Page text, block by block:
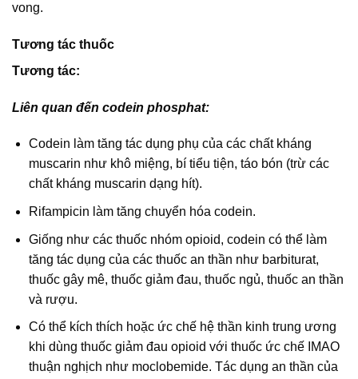
vong.
Tương tác thuốc
Tương tác:
Liên quan đến codein phosphat:
Codein làm tăng tác dụng phụ của các chất kháng
muscarin như khô miệng, bí tiểu tiện, táo bón (trừ các
chất kháng muscarin dạng hít).
Rifampicin làm tăng chuyển hóa codein.
Giống như các thuốc nhóm opioid, codein có thể làm
tăng tác dụng của các thuốc an thần như barbiturat,
thuốc gây mê, thuốc giảm đau, thuốc ngủ, thuốc an thần
và rượu.
Có thể kích thích hoặc ức chế hệ thần kinh trung ương
khi dùng thuốc giảm đau opioid với thuốc ức chế IMAO
thuận nghịch như moclobemide. Tác dụng an thần của